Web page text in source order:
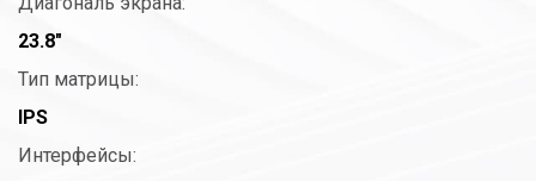
23.8″
Тип матрицы:
IPS
Интерфейсы: